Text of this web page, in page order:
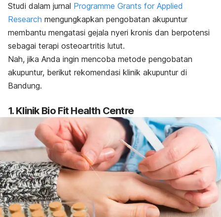
Studi dalam jurnal Programme Grants for Applied
Research mengungkapkan pengobatan akupuntur
membantu mengatasi gejala nyeri kronis dan berpotensi
sebagai terapi osteoartritis lutut.
Nah, jika Anda ingin mencoba metode pengobatan
akupuntur, berikut rekomendasi klinik akupuntur di
Bandung.
1. Klinik Bio Fit Health Centre